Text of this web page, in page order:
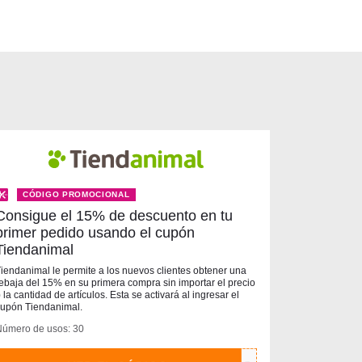
CÓDIGO PROMOCIONAL
el 15% de descuento en tu
pedido usando el cupón
le permite a los nuevos clientes obtener una
del 15% en su primera compra sin importar el precio
la cantidad de artículos. Esta se activará al ingresar el
Tiendanimal.
de usos: 30